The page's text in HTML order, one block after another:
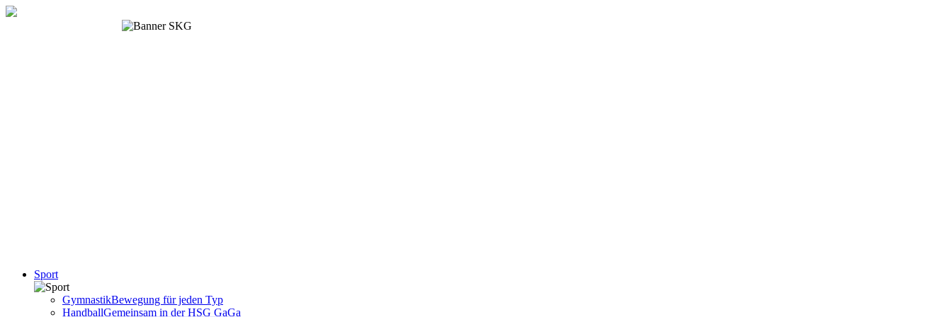
Sport
GymnastikBewegung für jeden Typ
HandballGemeinsam in der HSG GaGa